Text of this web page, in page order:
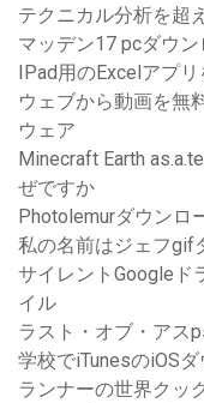
テクニカル分析を超
マッデン17 pcダウ
IPad用のExcelアプ
ウェブから動画を無
ウェア
Minecraft Earth
ぜですか
Photolemurダウンロ
私の名前はジェフgif
サイレントGoogleド
イル
ラスト・オブ・アス
学校でiTunesのiOS
ランナーの世界クッ